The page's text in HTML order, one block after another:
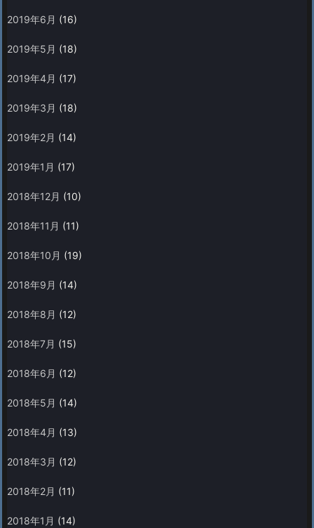
2019年6月 (16)
2019年5月 (18)
2019年4月 (17)
2019年3月 (18)
2019年2月 (14)
2019年1月 (17)
2018年12月 (10)
2018年11月 (11)
2018年10月 (19)
2018年9月 (14)
2018年8月 (12)
2018年7月 (15)
2018年6月 (12)
2018年5月 (14)
2018年4月 (13)
2018年3月 (12)
2018年2月 (11)
2018年1月 (14)